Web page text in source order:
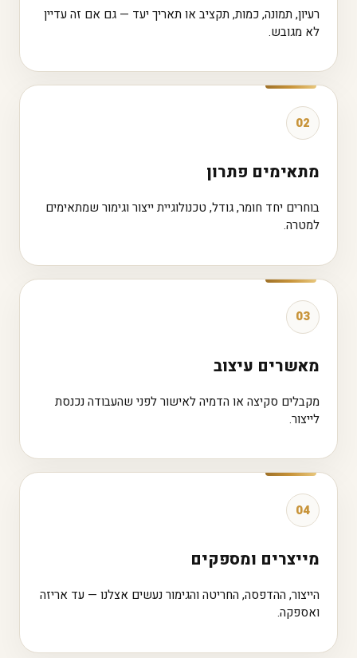
רעיון, תמונה, כמות, תקציב או תאריך יעד — גם אם זה עדיין
לא מגובש.
02
מתאימים פתרון
בוחרים יחד חומר, גודל, טכנולוגיית ייצור וגימור שמתאימים
למטרה.
03
מאשרים עיצוב
מקבלים סקיצה או הדמיה לאישור לפני שהעבודה נכנסת
לייצור.
04
מייצרים ומספקים
הייצור, ההדפסה, החריטה והגימור נעשים אצלנו — עד אריזה
ואספקה.